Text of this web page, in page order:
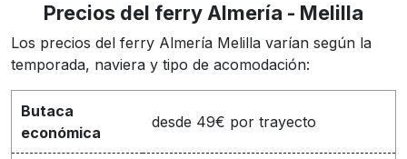
Precios del ferry Almería - Melilla
Los precios del ferry Almería Melilla varían según la
temporada, naviera y tipo de acomodación:
Butaca
económica
desde 49€ por trayecto